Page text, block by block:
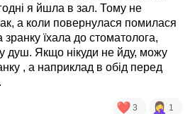
я йшла в зал. Тому не
а коли повернулася помилася
їхала до стоматолога,
душ. Якщо нікуди не йду, можу
, а наприклад в обід перед
3 1